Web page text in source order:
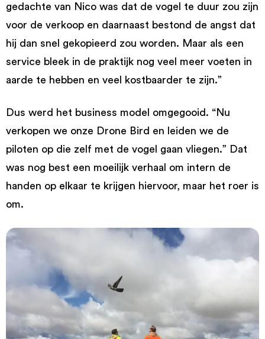
gedachte van Nico was dat de vogel te duur zou zijn
voor de verkoop en daarnaast bestond de angst dat
hij dan snel gekopieerd zou worden. Maar als een
service bleek in de praktijk nog veel meer voeten in
aarde te hebben en veel kostbaarder te zijn.”
Dus werd het business model omgegooid. “Nu
verkopen we onze Drone Bird en leiden we de
piloten op die zelf met de vogel gaan vliegen.” Dat
was nog best een moeilijk verhaal om intern de
handen op elkaar te krijgen hiervoor, maar het roer is
om.